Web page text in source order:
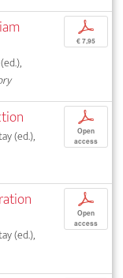
p
€ 7,95
(ed.),
p
Open
access
(ed.),
p
Open
access